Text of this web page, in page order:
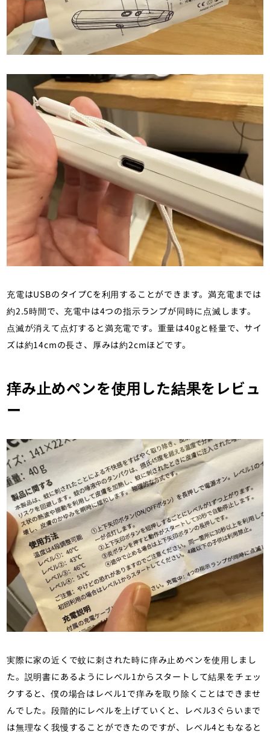
充電はUSBのタイプCを利用することができます。満充電までは
約2.5時間で、充電中は4つの指示ランプが同時に点滅します。
点滅が消えて点灯すると満充電です。重量は40gと軽量で、サイ
ズは約14cmの長さ、厚みは約2cmほどです。
痒み止めペンを使用した結果をレビュ
ー
実際に家の近くで蚊に刺された時に痒み止めペンを使用しまし
た。説明書にあるようにレベル1からスタートして結果をチェッ
クすると、僕の場合はレベル1で痒みを取り除くことはできませ
んでした。段階的にレベルを上げていくと、レベル3ぐらいまで
は無理なく我慢することができたのですが、レベル4ともなると